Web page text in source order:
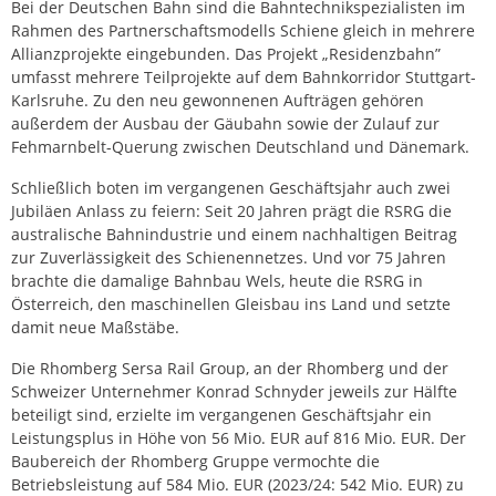
Bei der Deutschen Bahn sind die Bahntechnikspezialisten im
Rahmen des Partnerschaftsmodells Schiene gleich in mehrere
Allianzprojekte eingebunden. Das Projekt „Residenzbahn”
umfasst mehrere Teilprojekte auf dem Bahnkorridor Stuttgart-
Karlsruhe. Zu den neu gewonnenen Aufträgen gehören
außerdem der Ausbau der Gäubahn sowie der Zulauf zur
Fehmarnbelt-Querung zwischen Deutschland und Dänemark.
Schließlich boten im vergangenen Geschäftsjahr auch zwei
Jubiläen Anlass zu feiern: Seit 20 Jahren prägt die RSRG die
australische Bahnindustrie und einem nachhaltigen Beitrag
zur Zuverlässigkeit des Schienennetzes. Und vor 75 Jahren
brachte die damalige Bahnbau Wels, heute die RSRG in
Österreich, den maschinellen Gleisbau ins Land und setzte
damit neue Maßstäbe.
Die Rhomberg Sersa Rail Group, an der Rhomberg und der
Schweizer Unternehmer Konrad Schnyder jeweils zur Hälfte
beteiligt sind, erzielte im vergangenen Geschäftsjahr ein
Leistungsplus in Höhe von 56 Mio. EUR auf 816 Mio. EUR. Der
Baubereich der Rhomberg Gruppe vermochte die
Betriebsleistung auf 584 Mio. EUR (2023/24: 542 Mio. EUR) zu